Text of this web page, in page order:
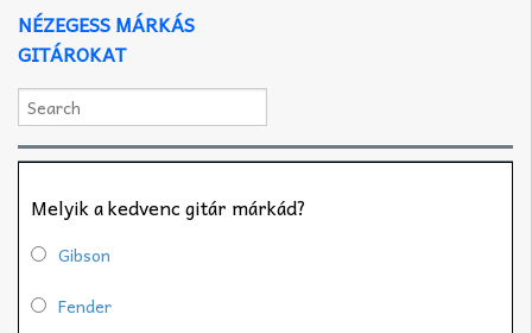
NÉZEGESS MÁRKÁS
GITÁROKAT
Melyik a kedvenc gitár márkád?
Gibson
Fender